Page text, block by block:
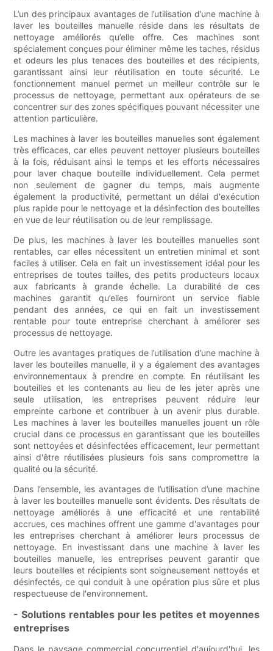
L’un des principaux avantages de l’utilisation d’une machine à
laver les bouteilles manuelle réside dans les résultats de
nettoyage améliorés qu’elle offre. Ces machines sont
spécialement conçues pour éliminer même les taches, résidus
et odeurs les plus tenaces des bouteilles et des récipients,
garantissant ainsi leur réutilisation en toute sécurité. Le
fonctionnement manuel permet un meilleur contrôle sur le
processus de nettoyage, permettant aux opérateurs de se
concentrer sur des zones spécifiques pouvant nécessiter une
attention particulière.
Les machines à laver les bouteilles manuelles sont également
très efficaces, car elles peuvent nettoyer plusieurs bouteilles
à la fois, réduisant ainsi le temps et les efforts nécessaires
pour laver chaque bouteille individuellement. Cela permet
non seulement de gagner du temps, mais augmente
également la productivité, permettant un délai d'exécution
plus rapide pour le nettoyage et la désinfection des bouteilles
en vue de leur réutilisation ou de leur remplissage.
De plus, les machines à laver les bouteilles manuelles sont
rentables, car elles nécessitent un entretien minimal et sont
faciles à utiliser. Cela en fait un investissement idéal pour les
entreprises de toutes tailles, des petits producteurs locaux
aux fabricants à grande échelle. La durabilité de ces
machines garantit qu’elles fourniront un service fiable
pendant des années, ce qui en fait un investissement
rentable pour toute entreprise cherchant à améliorer ses
processus de nettoyage.
Outre les avantages pratiques de l’utilisation d’une machine à
laver les bouteilles manuelle, il y a également des avantages
environnementaux à prendre en compte. En réutilisant les
bouteilles et les contenants au lieu de les jeter après une
seule utilisation, les entreprises peuvent réduire leur
empreinte carbone et contribuer à un avenir plus durable.
Les machines à laver les bouteilles manuelles jouent un rôle
crucial dans ce processus en garantissant que les bouteilles
sont nettoyées et désinfectées efficacement, leur permettant
ainsi d'être réutilisées plusieurs fois sans compromettre la
qualité ou la sécurité.
Dans l’ensemble, les avantages de l’utilisation d’une machine
à laver les bouteilles manuelle sont évidents. Des résultats de
nettoyage améliorés à une efficacité et une rentabilité
accrues, ces machines offrent une gamme d'avantages pour
les entreprises cherchant à améliorer leurs processus de
nettoyage. En investissant dans une machine à laver les
bouteilles manuelle, les entreprises peuvent garantir que
leurs bouteilles et récipients sont soigneusement nettoyés et
désinfectés, ce qui conduit à une opération plus sûre et plus
respectueuse de l'environnement.
- Solutions rentables pour les petites et moyennes
entreprises